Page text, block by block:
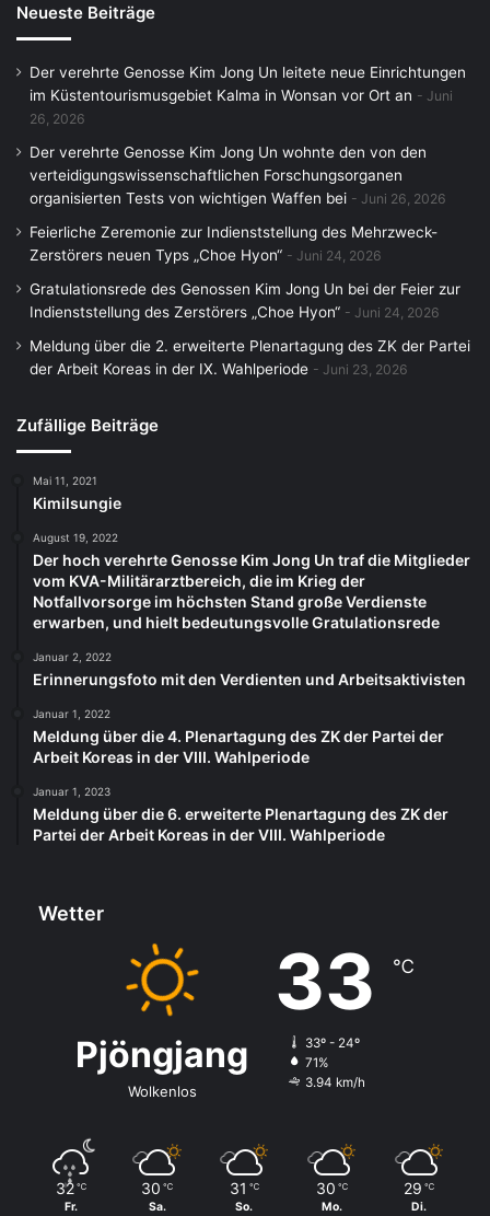
Neueste Beiträge
Der verehrte Genosse Kim Jong Un leitete neue Einrichtungen
im Küstentourismusgebiet Kalma in Wonsan vor Ort an
Juni
26, 2026
Der verehrte Genosse Kim Jong Un wohnte den von den
verteidigungswissenschaftlichen Forschungsorganen
organisierten Tests von wichtigen Waffen bei
Juni 26, 2026
Feierliche Zeremonie zur Indienststellung des Mehrzweck-
Zerstörers neuen Typs „Choe Hyon“
Juni 24, 2026
Gratulationsrede des Genossen Kim Jong Un bei der Feier zur
Indienststellung des Zerstörers „Choe Hyon“
Juni 24, 2026
Meldung über die 2. erweiterte Plenartagung des ZK der Partei
der Arbeit Koreas in der IX. Wahlperiode
Juni 23, 2026
Zufällige Beiträge
Mai 11, 2021
Kimilsungie
August 19, 2022
Der hoch verehrte Genosse Kim Jong Un traf die Mitglieder
vom KVA-Militärarztbereich, die im Krieg der
Notfallvorsorge im höchsten Stand große Verdienste
erwarben, und hielt bedeutungsvolle Gratulationsrede
Januar 2, 2022
Erinnerungsfoto mit den Verdienten und Arbeitsaktivisten
Januar 1, 2022
Meldung über die 4. Plenartagung des ZK der Partei der
Arbeit Koreas in der VIII. Wahlperiode
Januar 1, 2023
Meldung über die 6. erweiterte Plenartagung des ZK der
Partei der Arbeit Koreas in der VIII. Wahlperiode
Wetter
Pjöngjang
Wolkenlos
33 ℃
33º - 24º
71%
3.94 km/h
32 ℃
Fr.
30 ℃
Sa.
31 ℃
So.
30 ℃
Mo.
29 ℃
Di.